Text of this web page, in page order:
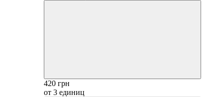
420 грн
от 3 единиц